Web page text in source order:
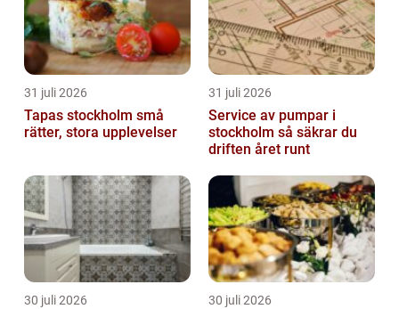
31 juli 2026
Tapas stockholm små
rätter, stora upplevelser
31 juli 2026
Service av pumpar i
stockholm så säkrar du
driften året runt
30 juli 2026 30 juli 2026